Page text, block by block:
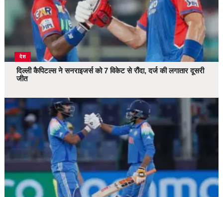
देश
दिल्ली कैपिटल्स ने सनराइजर्स को 7 विकेट से रौंदा, दर्ज की लगातार दूसरी
जीत